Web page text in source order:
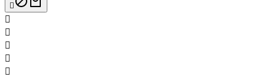





